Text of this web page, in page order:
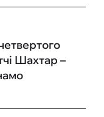
Шахтар –